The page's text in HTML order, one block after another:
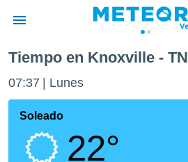
de
ha
Tiempo en Knoxville - TN
07:37 Lunes
Soleado
22°